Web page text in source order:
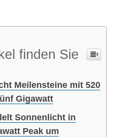
finden Sie
Meilensteine mit 520
Gigawatt
Sonnenlicht in
Peak um